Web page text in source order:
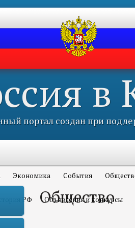
в
портал создан при
Экономика События
РФ Объявления и конкурсы
Общество